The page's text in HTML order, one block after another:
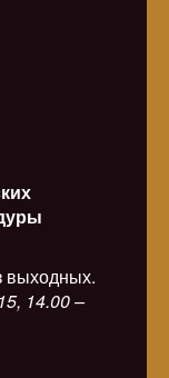
выходных.
14.00 –